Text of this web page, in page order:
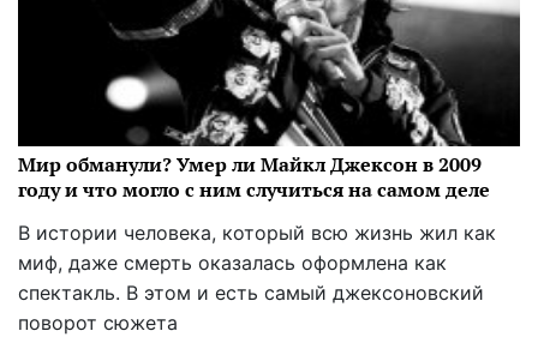
Мир обманули? Умер ли Майкл Джексон в 2009
году и что могло с ним случиться на самом деле
В истории человека, который всю жизнь жил как
миф, даже смерть оказалась оформлена как
спектакль. В этом и есть самый джексоновский
поворот сюжета